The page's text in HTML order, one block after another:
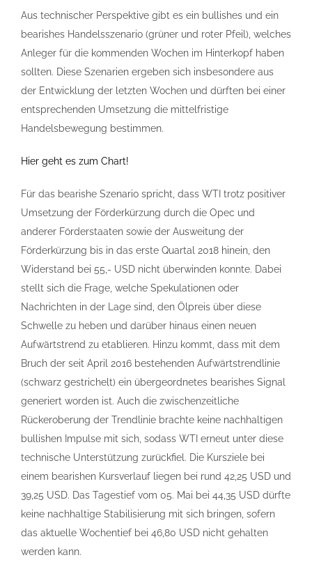
Aus technischer Perspektive gibt es ein bullishes und ein
bearishes Handelsszenario (grüner und roter Pfeil), welches
Anleger für die kommenden Wochen im Hinterkopf haben
sollten. Diese Szenarien ergeben sich insbesondere aus
der Entwicklung der letzten Wochen und dürften bei einer
entsprechenden Umsetzung die mittelfristige
Handelsbewegung bestimmen.
Hier geht es zum Chart!
Für das bearishe Szenario spricht, dass WTI trotz positiver
Umsetzung der Förderkürzung durch die Opec und
anderer Förderstaaten sowie der Ausweitung der
Förderkürzung bis in das erste Quartal 2018 hinein, den
Widerstand bei 55,- USD nicht überwinden konnte. Dabei
stellt sich die Frage, welche Spekulationen oder
Nachrichten in der Lage sind, den Ölpreis über diese
Schwelle zu heben und darüber hinaus einen neuen
Aufwärtstrend zu etablieren. Hinzu kommt, dass mit dem
Bruch der seit April 2016 bestehenden Aufwärtstrendlinie
(schwarz gestrichelt) ein übergeordnetes bearishes Signal
generiert worden ist. Auch die zwischenzeitliche
Rückeroberung der Trendlinie brachte keine nachhaltigen
bullishen Impulse mit sich, sodass WTI erneut unter diese
technische Unterstützung zurückfiel. Die Kursziele bei
einem bearishen Kursverlauf liegen bei rund 42,25 USD und
39,25 USD. Das Tagestief vom 05. Mai bei 44,35 USD dürfte
keine nachhaltige Stabilisierung mit sich bringen, sofern
das aktuelle Wochentief bei 46,80 USD nicht gehalten
werden kann.